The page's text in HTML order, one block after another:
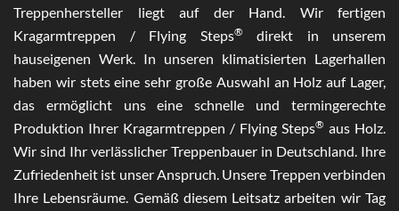
Treppenhersteller liegt auf der Hand. Wir fertigen
Kragarmtreppen / Flying Steps®
direkt in unserem
hauseigenen Werk. In unseren klimatisierten Lagerhallen
haben wir stets eine sehr große Auswahl an Holz auf Lager,
das ermöglicht uns eine schnelle und termingerechte
Produktion Ihrer Kragarmtreppen / Flying Steps® aus Holz.
Wir sind Ihr verlässlicher Treppenbauer in Deutschland. Ihre
Zufriedenheit ist unser Anspruch. Unsere Treppen verbinden
Ihre Lebensräume. Gemäß diesem Leitsatz arbeiten wir Tag